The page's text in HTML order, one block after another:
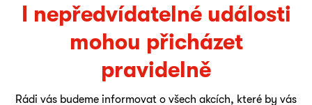
I nepředvídatelné události
mohou přicházet
pravidelně
Rádi vás budeme informovat o všech akcích, které by vás